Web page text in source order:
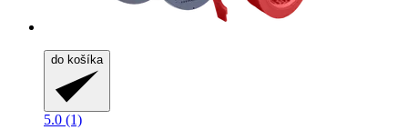
do košíka
5.0 (1)